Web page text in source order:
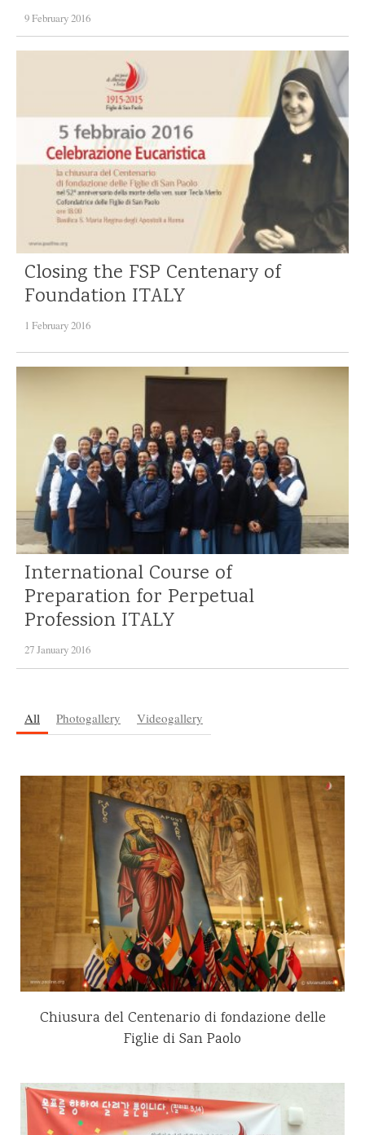
9 February 2016
Closing the FSP Centenary of
Foundation ITALY
1 February 2016
International Course of
Preparation for Perpetual
Profession ITALY
27 January 2016
All Photogallery Videogallery
Chiusura del Centenario di fondazione delle
Figlie di San Paolo